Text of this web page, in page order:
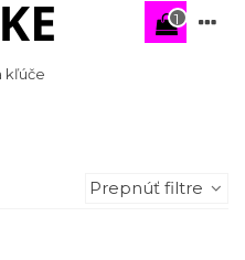
1
kľúče
Prepnúť filtre